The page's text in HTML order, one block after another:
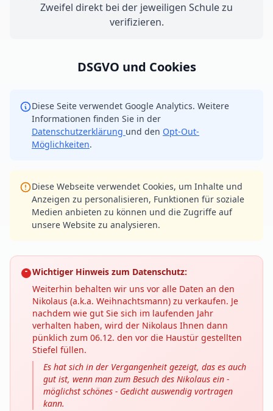
Zweifel direkt bei der jeweiligen Schule zu
verifizieren.
DSGVO und Cookies
Diese Seite verwendet Google Analytics. Weitere
Informationen finden Sie in der
Datenschutzerklärung und den Opt-Out-
Möglichkeiten.
Diese Webseite verwendet Cookies, um Inhalte und
Anzeigen zu personalisieren, Funktionen für soziale
Medien anbieten zu können und die Zugriffe auf
unsere Website zu analysieren.
Wichtiger Hinweis zum Datenschutz:
Weiterhin behalten wir uns vor alle Daten an den
Nikolaus (a.k.a. Weihnachtsmann) zu verkaufen. Je
nachdem wie gut Sie sich im laufenden Jahr
verhalten haben, wird der Nikolaus Ihnen dann
pünklich zum 06.12. den vor die Haustür gestellten
Stiefel füllen.
Es hat sich in der Vergangenheit gezeigt, das es auch
gut ist, wenn man zum Besuch des Nikolaus ein -
möglichst schönes - Gedicht auswendig vortragen
kann.